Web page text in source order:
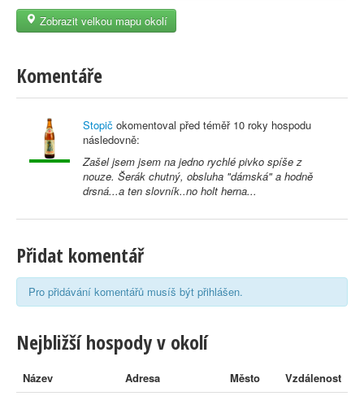
Zobrazit velkou mapu okolí
Komentáře
Stopič okomentoval před téměř 10 roky hospodu
následovně:
Zašel jsem jsem na jedno rychlé pivko spíše z
nouze. Šerák chutný, obsluha "dámská" a hodně
drsná...a ten slovník..no holt herna...
Přidat komentář
Pro přidávání komentářů musíš být přihlášen.
Nejbližší hospody v okolí
Název Adresa Město
Vzdálenost